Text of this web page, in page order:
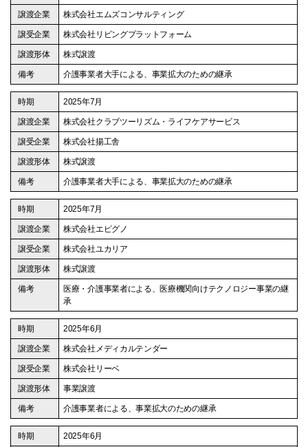
株式会社エムズコンサルティング
株式会社リビングプラットフォーム
株式譲渡
介護事業者大手による、事業拡大のための継承
2025年7月
株式会社クラブツーリズム・ライフケアサービス
株式会社揚工舎
株式譲渡
介護事業者大手による、事業拡大のための継承
2025年7月
株式会社エピグノ
株式会社ユカリア
株式譲渡
医療・介護事業者による、医療機関向けテクノロジー事業の継
承
2025年6月
株式会社メディカルテンダー
株式会社リーベ
事業譲渡
介護事業者による、事業拡大のための継承
2025年6月